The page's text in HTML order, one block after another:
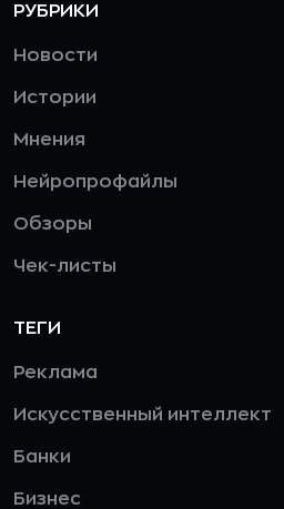
РУБРИКИ
Новости
Истории
Мнения
Нейропрофайлы
Обзоры
Чек-листы
ТЕГИ
Реклама
Искусственный интеллект
Банки
Бизнес